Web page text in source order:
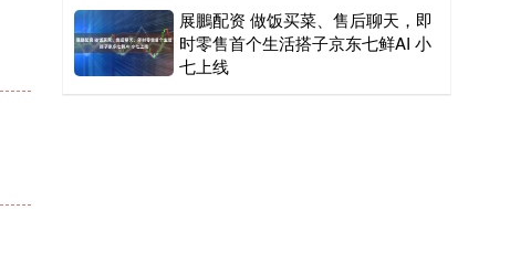
展鵬配资 做饭买菜、售后聊天，即
时零售首个生活搭子京东七鲜AI 小
七上线